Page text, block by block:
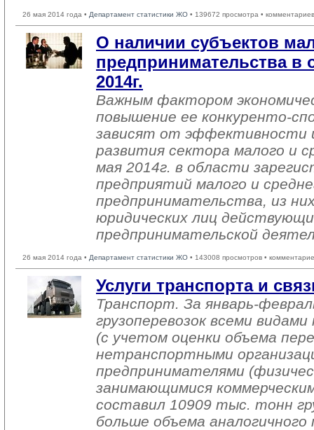
26 мая 2014 года • Департамент статистики ЖО • 139672 просмотра •
О наличии субъектов
предпринимательства в
2014г.
Важным фактором
повышение ее конкуренто-
зависят от эффективности
развития сектора малого и
мая 2014г. в области
предприятий малого и
предпринимательства, из
юридических лиц
предпринимательской
26 мая 2014 года • Департамент статистики ЖО • 143008 просмотров •
Услуги транспорта и
Транспорт. За январь-
грузоперевозок всеми
(с учетом оценки объема
нетранспортными
предпринимателями
занимающимися
составил 10909 тыс. тонн
больше объема аналогичного